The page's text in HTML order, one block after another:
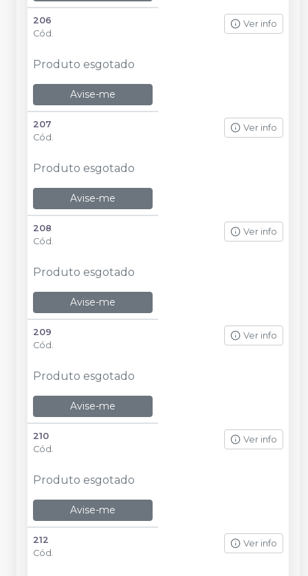
206
Cód.
Ver info
Produto esgotado
Avise-me
207
Cód.
Ver info
Produto esgotado
Avise-me
208
Cód.
Ver info
Produto esgotado
Avise-me
209
Cód.
Ver info
Produto esgotado
Avise-me
210
Cód.
Ver info
Produto esgotado
Avise-me
212
Cód.
Ver info